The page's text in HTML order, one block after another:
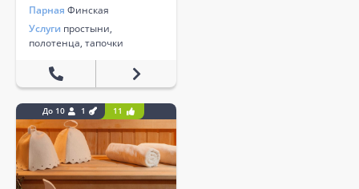
Парная Финская
Услуги простыни,
полотенца, тапочки
До 10 1 11